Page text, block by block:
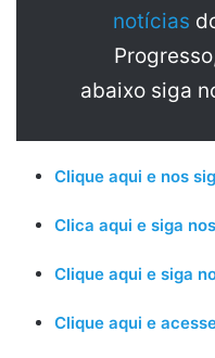
notícias
abaixo siga
Clique aqui e nos
Clica aqui e siga
Clique aqui e siga
Clique aqui e